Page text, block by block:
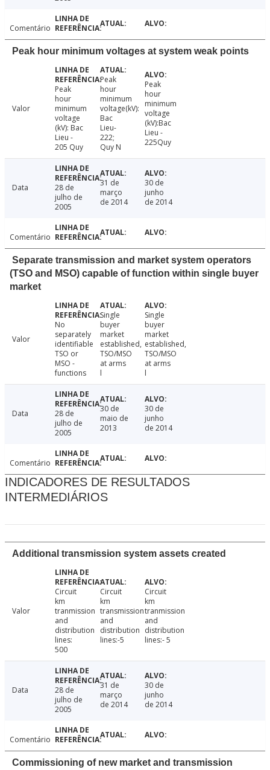
Comentário
Peak hour minimum voltages at system weak points
Valor
Peak
hour
minimum
voltage
(kV): Bac
Lieu -
205 Quy
Peak
hour
minimum
voltage(kV):
Bac
Lieu-
222;
Quy N
Peak
hour
minimum
voltage
(kV):Bac
Lieu -
225Quy
Data
28 de
julho de
2005
31 de
março
de 2014
30 de
junho
de 2014
Comentário
Separate transmission and market system operators
(TSO and MSO) capable of function within single buyer
market
Valor
No
separately
identifiable
TSO or
MSO -
functions
Single
buyer
market
established,
TSO/MSO
at arms
l
Single
buyer
market
established,
TSO/MSO
at arms
l
Data
28 de
julho de
2005
30 de
maio de
2013
30 de
junho
de 2014
Comentário
INDICADORES DE RESULTADOS
INTERMEDIÁRIOS
Additional transmission system assets created
Valor
Circuit
km
tranmission
and
distribution
lines:
500
Circuit
km
transmission
and
distribution
lines:-5
Circuit
km
tranmission
and
distribution
lines:- 5
Data
28 de
julho de
2005
31 de
março
de 2014
30 de
junho
de 2014
Comentário
Commissioning of new market and transmission